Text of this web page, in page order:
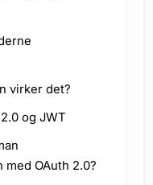
virker det?
og JWT
OAuth 2.0?